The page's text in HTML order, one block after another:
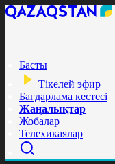
Басты
Тікелей эфир
Бағдарлама кестесі
Жаңалықтар
Жобалар
Телехикаялар